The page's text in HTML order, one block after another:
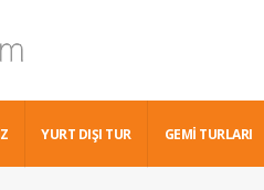
YURT DIŞI TUR GEMİ TURLARI